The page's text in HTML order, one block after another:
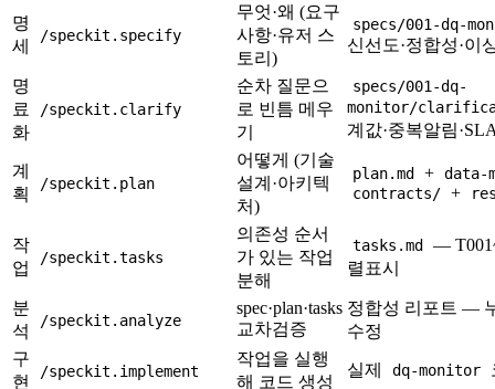
명
세
/speckit.specify
무엇·왜 (요구
사항·유저 스
토리)
specs/001-dq-
신선도·정합성·이
명
료
화
/speckit.clarify
순차 질문으
로 빈틈 메우
기
specs/001-dq-
monitor/
계값·중복알림
계
획
/speckit.plan
어떻게 (기술
설계·아키텍
처)
plan.md + data-
contracts/ +
작
업
/speckit.tasks
의존성 순서
가 있는 작업
분해
tasks.md
—
렬표시
분
석
/speckit.analyze
spec·plan·tasks
교차검증
정합성 리포트 —
수정
구
현
/speckit.implement
작업을 실행
해 코드 생성
실제 dq-monitor